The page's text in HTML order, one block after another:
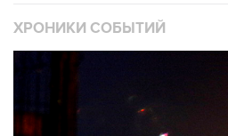
ХРОНИКИ СОБЫТИЙ